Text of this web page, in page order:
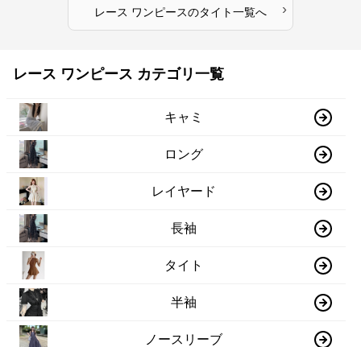
レース ワンピースのタイト一覧へ ›
レース ワンピース カテゴリ一覧
キャミ
ロング
レイヤード
長袖
タイト
半袖
ノースリーブ